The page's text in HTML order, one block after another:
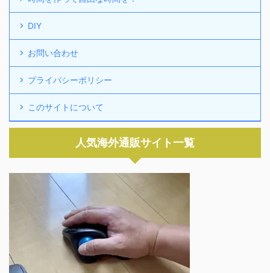
DIY
お問い合わせ
プライバシーポリシー
このサイトについて
人気海外通販サイト一覧